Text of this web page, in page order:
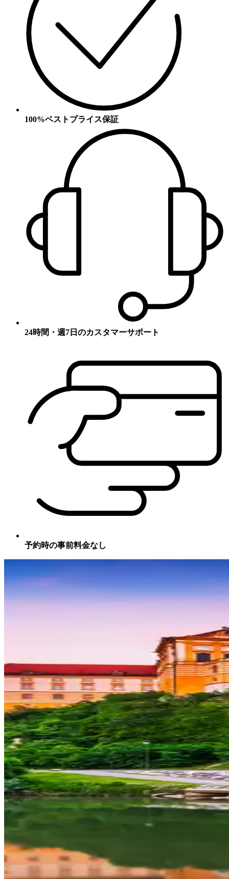
100%ベストプライス保証
24時間・週7日のカスタマーサポート
予約時の事前料金なし